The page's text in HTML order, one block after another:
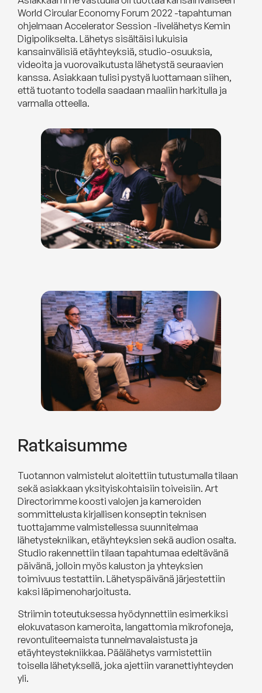
World Circular Economy Forum 2022 -tapahtuman
ohjelmaan Accelerator Session -livelähetys Kemin
Digipolikselta. Lähetys sisältäisi lukuisia
kansainvälisiä etäyhteyksiä, studio-osuuksia,
videoita ja vuorovaikutusta lähetystä seuraavien
kanssa. Asiakkaan tulisi pystyä luottamaan siihen,
että tuotanto todella saadaan maaliin harkitulla ja
varmalla otteella.
Ratkaisumme
Tuotannon valmistelut aloitettiin tutustumalla tilaan
sekä asiakkaan yksityiskohtaisiin toiveisiin. Art
Directorimme koosti valojen ja kameroiden
sommittelusta kirjallisen konseptin teknisen
tuottajamme valmistellessa suunnitelmaa
lähetystekniikan, etäyhteyksien sekä audion osalta.
Studio rakennettiin tilaan tapahtumaa edeltävänä
päivänä, jolloin myös kaluston ja yhteyksien
toimivuus testattiin. Lähetyspäivänä järjestettiin
kaksi läpimenoharjoitusta.
Striimin toteutuksessa hyödynnettiin esimerkiksi
elokuvatason kameroita, langattomia mikrofoneja,
revontuliteemaista tunnelmavalaistusta ja
etäyhteystekniikkaa. Päälähetys varmistettiin
toisella lähetyksellä, joka ajettiin varanettiyhteyden
yli.